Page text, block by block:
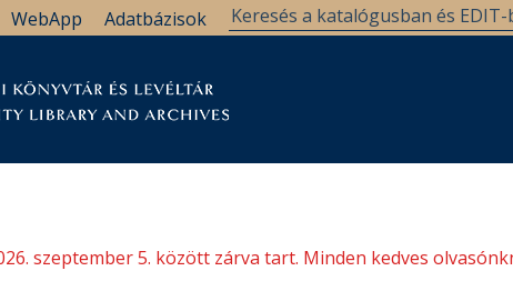
Adatbázisok
WebApp
szeptember 5. között zárva tart. Minden kedves